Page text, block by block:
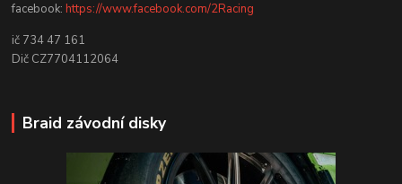
facebook:https://www.facebook.com/2Racing
ič 734 47 161
Dič CZ7704112064
Braid závodní disky